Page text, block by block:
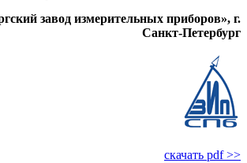
завод измерительных приборов», г.
Санкт-Петербург
скачать pdf >>